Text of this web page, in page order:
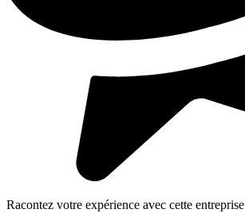
Racontez votre expérience avec cette entreprise